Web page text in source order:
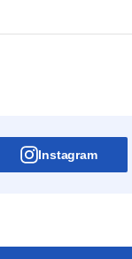
Instagram